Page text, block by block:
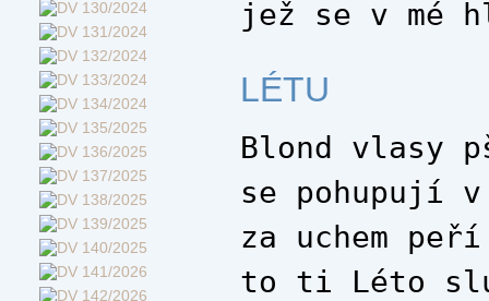
jež se v mé
LÉTU
Blond vlasy
se pohupují
za uchem
to ti Léto